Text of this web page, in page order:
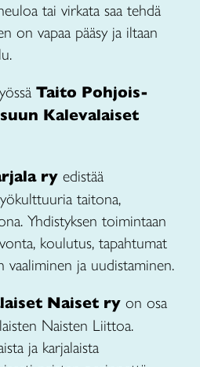
tai virkata saa tehdä
on vapaa pääsy ja iltaan
Taito Pohjois-
Kalevalaiset
ry edistää
taitona,
Yhdistyksen toimintaan
koulutus, tapahtumat
ja uudistaminen.
Naiset ry on osa
Naisten Liittoa.
ja karjalaista